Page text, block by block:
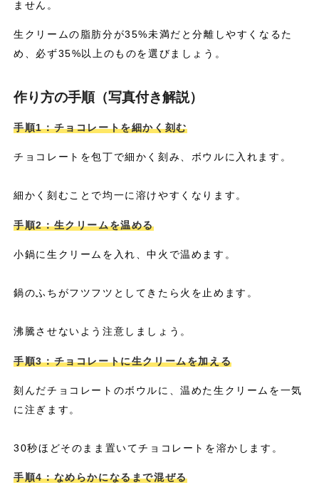
ません。
生クリームの脂肪分が35%未満だと分離しやすくなるた
め、必ず35%以上のものを選びましょう。
作り方の手順（写真付き解説）
手順1：チョコレートを細かく刻む
チョコレートを包丁で細かく刻み、ボウルに入れます。
細かく刻むことで均一に溶けやすくなります。
手順2：生クリームを温める
小鍋に生クリームを入れ、中火で温めます。
鍋のふちがフツフツとしてきたら火を止めます。
沸騰させないよう注意しましょう。
手順3：チョコレートに生クリームを加える
刻んだチョコレートのボウルに、温めた生クリームを一気
に注ぎます。
30秒ほどそのまま置いてチョコレートを溶かします。
手順4：なめらかになるまで混ぜる